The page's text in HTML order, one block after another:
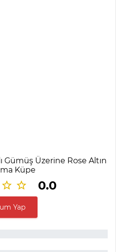
Gümüş Üzerine Rose Altın
Küpe
0.0
Yap